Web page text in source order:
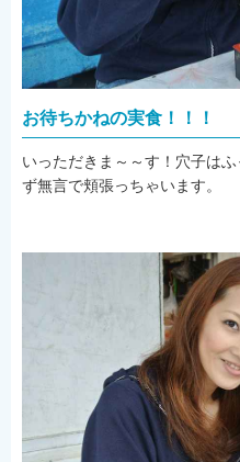
お待ちかねの実食！！！
いっただきま～～す！穴子は
ず無言で頬張っちゃいます。